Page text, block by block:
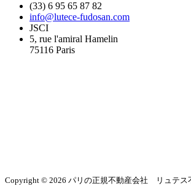
(33) 6 95 65 87 82
info@lutece-fudosan.com
JSCI
5, rue l'amiral Hamelin
75116 Paris
Copyright © 2026 パリの正規不動産会社 リュテス